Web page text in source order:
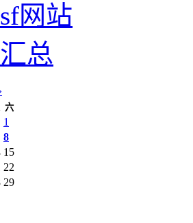
网站
总
六
1
8
15
22
29